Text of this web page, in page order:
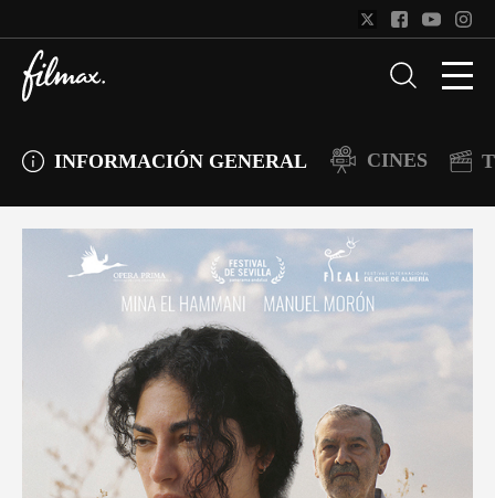
INFORMACIÓN GENERAL CINES